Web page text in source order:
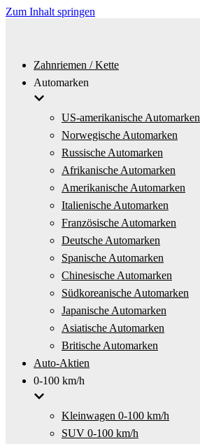
Zum Inhalt springen
Zahnriemen / Kette
Automarken
US-amerikanische Automarken
Norwegische Automarken
Russische Automarken
Afrikanische Automarken
Amerikanische Automarken
Italienische Automarken
Französische Automarken
Deutsche Automarken
Spanische Automarken
Chinesische Automarken
Südkoreanische Automarken
Japanische Automarken
Asiatische Automarken
Britische Automarken
Auto-Aktien
0-100 km/h
Kleinwagen 0-100 km/h
SUV 0-100 km/h